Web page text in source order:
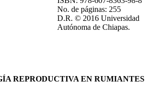
No. de páginas: 255
D.R. © 2016 Universidad
Autónoma de Chiapas.
REPRODUCTIVA EN RUMIANTES